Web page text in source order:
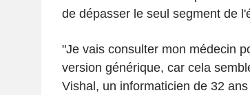
de dépasser le seul segment de
"Je vais consulter mon médecin
version générique, car cela
Vishal, un informaticien de 32